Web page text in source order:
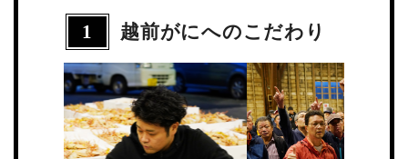
1 越前がにへのこだわり